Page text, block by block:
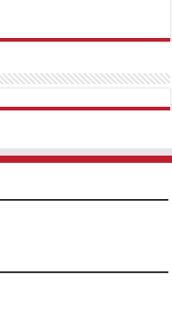
TipobetMatadorbetMariobet